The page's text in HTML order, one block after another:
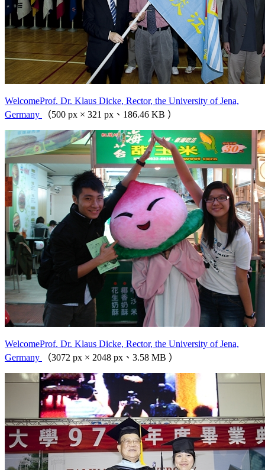
WelcomeProf. Dr. Klaus Dicke, Rector, the University of Jena,
Germany
（500 px × 321 px、186.46 KB ）
WelcomeProf. Dr. Klaus Dicke, Rector, the University of Jena,
Germany
（3072 px × 2048 px、3.58 MB ）